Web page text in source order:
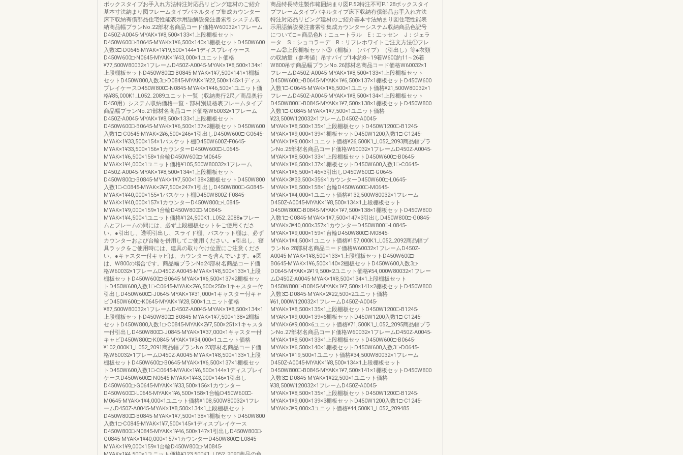
ボックスタイプお手入れ方法特注対応品リビング建材のご紹介
基本寸法納まり図フレームタイプパネルタイプ集成カウンター
床下収納有償部品住宅性能表示用語解説発注書索引システム収
納商品幅プランNo.22部材名商品コード価格W60032×1フレーム
D450Z-A0045-MYAK×1¥8,500×133×1上段棚板セット
D450W600□-B0645-MYAK×1¥6,500×140×1棚板セットD450W600
入数3□-D0645-MYAK×1¥19,500×144×1ディスプレイケース
D450W600□-N0645-MYAK×1¥43,000×1ユニット価格
¥77,500W80032×1フレームD450Z-A0045-MYAK×1¥8,500×134×1
上段棚板セットD450W800□-B0845-MYAK×1¥7,500×141×1棚板
セットD450W800入数3□-D0845-MYAK×1¥22,500×145×1ディス
プレイケースD450W800□-N0845-MYAK×1¥46,500×1ユニット価
格¥85,000K1_L052_2089ユニット一覧（収納奥行2尺／商品奥行
D450用）システム収納価格一覧・部材別規格表フレームタイプ
商品幅プランNo.21部材名商品コード価格W60032×1フレーム
D450Z-A0045-MYAK×1¥8,500×133×1上段棚板セット
D450W600□-B0645-MYAK×1¥6,500×137×2棚板セットD450W600
入数1□-C0645-MYAK×2¥6,500×246×1引出しD450W600□-G0645-
MYAK×1¥33,500×154×1バスケット棚D450W600Z-F0645-
MYAK×1¥33,500×156×1カウンターD450W600□-L0645-
MYAK×1¥6,500×158×1台輪D450W600□-M0645-
MYAK×1¥4,000×1ユニット価格¥105,500W80032×1フレーム
D450Z-A0045-MYAK×1¥8,500×134×1上段棚板セット
D450W800□-B0845-MYAK×1¥7,500×138×2棚板セットD450W800
入数1□-C0845-MYAK×2¥7,500×247×1引出しD450W800□-G0845-
MYAK×1¥40,000×155×1バスケット棚D450W800Z-F0845-
MYAK×1¥40,000×157×1カウンターD450W800□-L0845-
MYAK×1¥9,000×159×1台輪D450W800□-M0845-
MYAK×1¥4,500×1ユニット価格¥124,500K1_L052_2088●フレー
ムとフレームの間には、必ず上段棚板セットをご使用くださ
い。●引出し、透明引出し、スライド棚、バスケット棚は、必ず
カウンターおよび台輪を併用してご使用ください。●引出し、寝
具ラックをご使用時には、建具の取り付け位置にご注意くださ
い。●キャスター付キャビは、カウンターを含んでいます。●図
は、W800の場合です。商品幅プランNo24部材名商品コード価
格W60032×1フレームD450Z-A0045-MYAK×1¥8,500×133×1上段
棚板セットD450W600□-B0645-MYAK×1¥6,500×137×2棚板セッ
トD450W600入数1□-C0645-MYAK×2¥6,500×250×1キャスター付
引出しD450W600□-J0645-MYAK×1¥31,000×1キャスター付キャ
ビD450W600□-K0645-MYAK×1¥28,500×1ユニット価格
¥87,500W80032×1フレームD450Z-A0045-MYAK×1¥8,500×134×1
上段棚板セットD450W800□-B0845-MYAK×1¥7,500×138×2棚板
セットD450W800入数1□-C0845-MYAK×2¥7,500×251×1キャスタ
ー付引出しD450W800□-J0845-MYAK×1¥37,000×1キャスター付
キャビD450W800□-K0845-MYAK×1¥34,000×1ユニット価格
¥102,000K1_L052_2091商品幅プランNo.23部材名商品コード価
格W60032×1フレームD450Z-A0045-MYAK×1¥8,500×133×1上段
棚板セットD450W600□-B0645-MYAK×1¥6,500×137×1棚板セッ
トD450W600入数1□-C0645-MYAK×1¥6,500×144×1ディスプレイ
ケースD450W600□-N0645-MYAK×1¥43,000×146×1引出し
D450W600□-G0645-MYAK×1¥33,500×156×1カウンター
D450W600□-L0645-MYAK×1¥6,500×158×1台輪D450W600□-
M0645-MYAK×1¥4,000×1ユニット価格¥108,500W80032×1フレ
ームD450Z-A0045-MYAK×1¥8,500×134×1上段棚板セット
D450W800□-B0845-MYAK×1¥7,500×138×1棚板セットD450W800
入数1□-C0845-MYAK×1¥7,500×145×1ディスプレイケース
D450W800□-N0845-MYAK×1¥46,500×147×1引出しD450W800□-
G0845-MYAK×1¥40,000×157×1カウンターD450W800□-L0845-
MYAK×1¥9,000×159×1台輪D450W800□-M0845-
商品特長特注製作範囲納まり図P.52特注不可P.128ボックスタイ
プフレームタイプパネルタイプ床下収納有償部品お手入れ方法
特注対応品リビング建材のご紹介基本寸法納まり図住宅性能表
示用語解説発注書索引集成カウンターシステム収納商品色記号
について□＝商品色N：ニュートラル E：エッセン J：ジェラ
ータ S：ショコラーデ R：リフレホワイトご注文方法①フレ
ーム②上段棚板セット③（棚板）（パイプ）（引出し）等●衣類
の収納量（参考値）吊すパイプ1本約8∼19着W600約11∼26着
W800吊す商品幅プランNo.26部材名商品コード価格W60032×1
フレームD450Z-A0045-MYAK×1¥8,500×133×1上段棚板セット
D450W600□-B0645-MYAK×1¥6,500×137×1棚板セットD450W600
入数1□-C0645-MYAK×1¥6,500×1ユニット価格¥21,500W80032×1
フレームD450Z-A0045-MYAK×1¥8,500×134×1上段棚板セット
D450W800□-B0845-MYAK×1¥7,500×138×1棚板セットD450W800
入数1□-C0845-MYAK×1¥7,500×1ユニット価格
¥23,500W120032×1フレームD450Z-A0045-
MYAK×1¥8,500×135×1上段棚板セットD450W1200□-B1245-
MYAK×1¥9,000×139×1棚板セットD450W1200入数1□-C1245-
MYAK×1¥9,000×1ユニット価格¥26,500K1_L052_2093商品幅プラ
ンNo.25部材名商品コード価格W60032×1フレームD450Z-A0045-
MYAK×1¥8,500×133×1上段棚板セットD450W600□-B0645-
MYAK×1¥6,500×137×1棚板セットD450W600入数1□-C0645-
MYAK×1¥6,500×146×3引出しD450W600□-G0645-
MYAK×3¥33,500×356×1カウンターD450W600□-L0645-
MYAK×1¥6,500×158×1台輪D450W600□-M0645-
MYAK×1¥4,000×1ユニット価格¥132,500W80032×1フレーム
D450Z-A0045-MYAK×1¥8,500×134×1上段棚板セット
D450W800□-B0845-MYAK×1¥7,500×138×1棚板セットD450W800
入数1□-C0845-MYAK×1¥7,500×147×3引出しD450W800□-G0845-
MYAK×3¥40,000×357×1カウンターD450W800□-L0845-
MYAK×1¥9,000×159×1台輪D450W800□-M0845-
MYAK×1¥4,500×1ユニット価格¥157,000K1_L052_2092商品幅プ
ランNo.28部材名商品コード価格W60032×1フレームD450Z-
A0045-MYAK×1¥8,500×133×1上段棚板セットD450W600□-
B0645-MYAK×1¥6,500×140×2棚板セットD450W600入数3□-
D0645-MYAK×2¥19,500×2ユニット価格¥54,000W80032×1フレー
ムD450Z-A0045-MYAK×1¥8,500×134×1上段棚板セット
D450W800□-B0845-MYAK×1¥7,500×141×2棚板セットD450W800
入数3□-D0845-MYAK×2¥22,500×2ユニット価格
¥61,000W120032×1フレームD450Z-A0045-
MYAK×1¥8,500×135×1上段棚板セットD450W1200□-B1245-
MYAK×1¥9,000×139×6棚板セットD450W1200入数1□-C1245-
MYAK×6¥9,000×6ユニット価格¥71,500K1_L052_2095商品幅プラ
ンNo.27部材名商品コード価格W60032×1フレームD450Z-A0045-
MYAK×1¥8,500×133×1上段棚板セットD450W600□-B0645-
MYAK×1¥6,500×140×1棚板セットD450W600入数3□-D0645-
MYAK×1¥19,500×1ユニット価格¥34,500W80032×1フレーム
D450Z-A0045-MYAK×1¥8,500×134×1上段棚板セット
D450W800□-B0845-MYAK×1¥7,500×141×1棚板セットD450W800
入数3□-D0845-MYAK×1¥22,500×1ユニット価格
¥38,500W120032×1フレームD450Z-A0045-
MYAK×1¥8,500×135×1上段棚板セットD450W1200□-B1245-
MYAK×1¥9,000×139×3棚板セットD450W1200入数1□-C1245-
MYAK×3¥9,000×3ユニット価格¥44,500K1_L052_209485